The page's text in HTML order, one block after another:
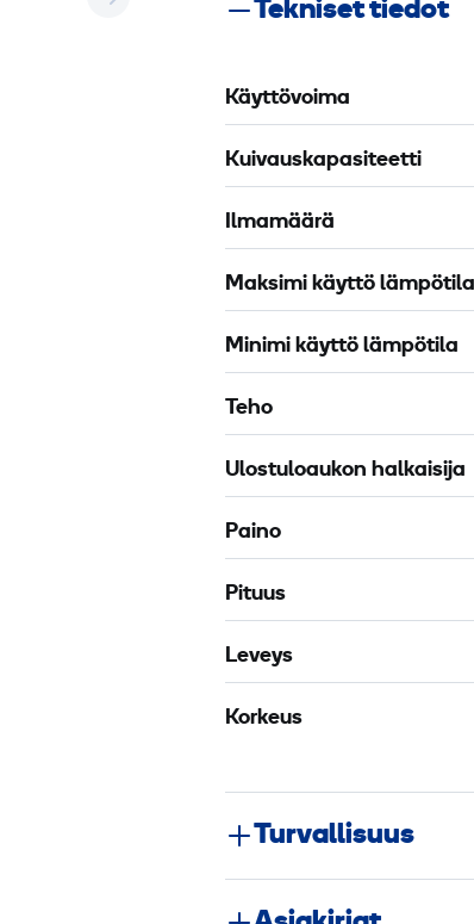
Tekniset tiedot
Käyttövoima
Kuivauskapasiteetti
Ilmamäärä
Maksimi käyttö lämpötila
Minimi käyttö lämpötila
Teho
Ulostuloaukon halkaisija
Paino
Pituus
Leveys
Korkeus
Turvallisuus